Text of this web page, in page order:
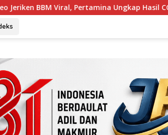
Ungkap Hasil CCTV dan Fakta di Baliknya